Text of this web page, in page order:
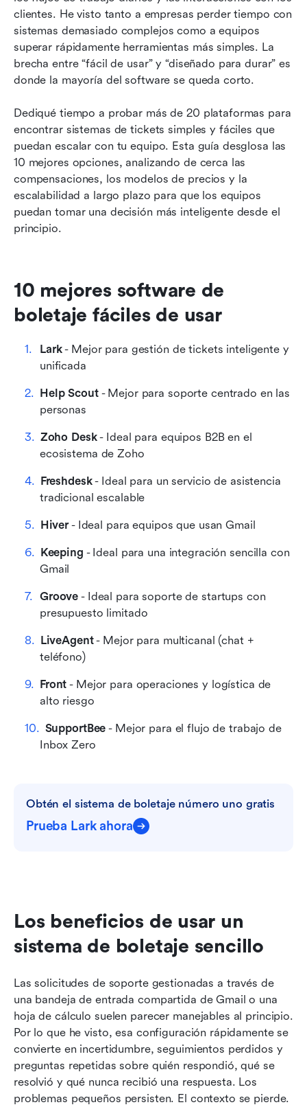
clientes. He visto tanto a empresas perder tiempo con
sistemas demasiado complejos como a equipos
superar rápidamente herramientas más simples. La
brecha entre “fácil de usar” y “diseñado para durar” es
donde la mayoría del software se queda corto.
Dediqué tiempo a probar más de 20 plataformas para
encontrar sistemas de tickets simples y fáciles que
puedan escalar con tu equipo. Esta guía desglosa las
10 mejores opciones, analizando de cerca las
compensaciones, los modelos de precios y la
escalabilidad a largo plazo para que los equipos
puedan tomar una decisión más inteligente desde el
principio.
10 mejores software de
boletaje fáciles de usar
Lark - Mejor para gestión de tickets inteligente y
unificada
Help Scout - Mejor para soporte centrado en las
personas
Zoho Desk - Ideal para equipos B2B en el
ecosistema de Zoho
Freshdesk - Ideal para un servicio de asistencia
tradicional escalable
Hiver - Ideal para equipos que usan Gmail
Keeping - Ideal para una integración sencilla con
Gmail
Groove - Ideal para soporte de startups con
presupuesto limitado
LiveAgent - Mejor para multicanal (chat +
teléfono)
Front - Mejor para operaciones y logística de
alto riesgo
SupportBee - Mejor para el flujo de trabajo de
Inbox Zero
Obtén el sistema de boletaje número uno gratis
Prueba Lark ahora
Los beneficios de usar un
sistema de boletaje sencillo
Las solicitudes de soporte gestionadas a través de
una bandeja de entrada compartida de Gmail o una
hoja de cálculo suelen parecer manejables al principio.
Por lo que he visto, esa configuración rápidamente se
convierte en incertidumbre, seguimientos perdidos y
preguntas repetidas sobre quién respondió, qué se
resolvió y qué nunca recibió una respuesta. Los
problemas pequeños persisten. El contexto se pierde.
5. Hiver - Lo mejor para equipos que usan Gmail
6. Keeping: ideal para una integración sencilla
con Gmail
8. LiveAgent - Mejor para múltiples canales
(chat + teléfono)
9. Frente: ideal para operaciones y logística de
alto riesgo
10. SupportBee - Mejor para el flujo de trabajo
de Inbox Zero
Cómo elegir el sistema de boletaje adecuado
para tu equipo
Preguntas frecuentes sobre plataformas de
Lectura relacionada